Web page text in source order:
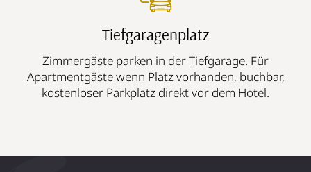
Tiefgaragenplatz
Zimmergäste parken in der Tiefgarage. Für
Apartmentgäste wenn Platz vorhanden, buchbar,
kostenloser Parkplatz direkt vor dem Hotel.